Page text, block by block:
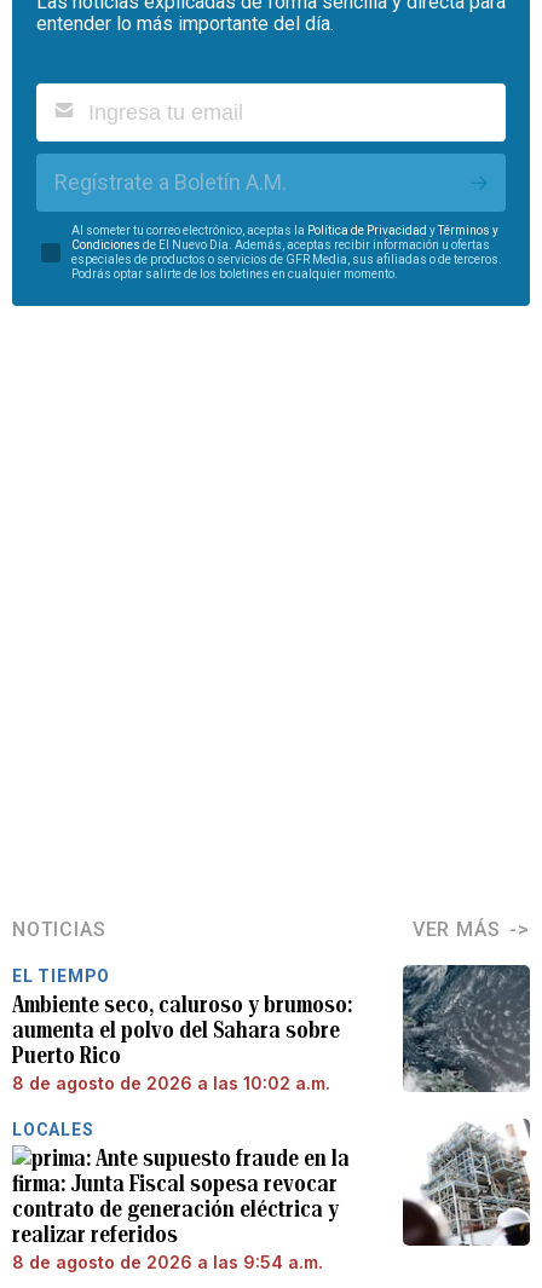
entender lo más importante del día.
Regístrate a Boletín A.M.
Al someter tu correo electrónico, aceptas la Política de Privacidad yTérminos y
Condiciones de El Nuevo Día. Además, aceptas recibir información u ofertas
especiales de productos o servicios de GFR Media, sus afiliadas o de terceros.
Podrás optar salirte de los boletines en cualquier momento.
NOTICIAS VER MÁS
EL TIEMPO
Ambiente seco, caluroso y brumoso:
aumenta el polvo del Sahara sobre
Puerto Rico
8 de agosto de 2026 a las 10:02 a.m.
LOCALES
Ante supuesto fraude en la
firma: Junta Fiscal sopesa revocar
contrato de generación eléctrica y
realizar referidos
8 de agosto de 2026 a las 9:54 a.m.